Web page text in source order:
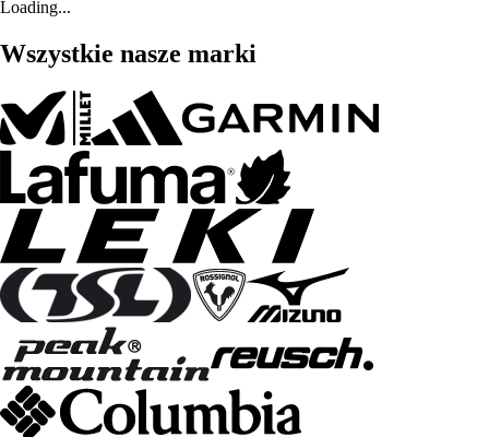
Loading...
Wszystkie nasze marki